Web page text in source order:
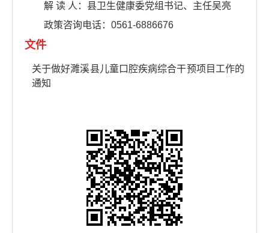
解 读 人：县卫生健康委党组书记、主任吴亮
政策咨询电话：0561-6886676
文件
关于做好濉溪县儿童口腔疾病综合干预项目工作的
通知